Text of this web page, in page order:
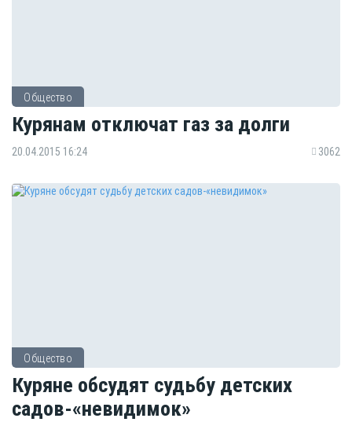
Общество
Курянам отключат газ за долги
20.04.2015 16:24 3062
Общество
Куряне обсудят судьбу детских
садов-«невидимок»